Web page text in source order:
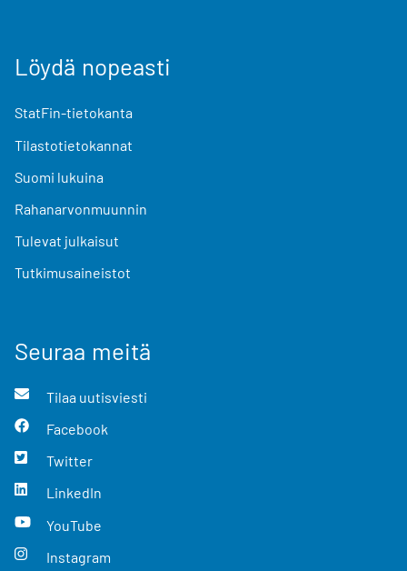
Löydä nopeasti
StatFin-tietokanta
Tilastotietokannat
Suomi lukuina
Rahanarvonmuunnin
Tulevat julkaisut
Tutkimusaineistot
Seuraa meitä
Tilaa uutisviesti
Facebook
Twitter
LinkedIn
YouTube
Instagram